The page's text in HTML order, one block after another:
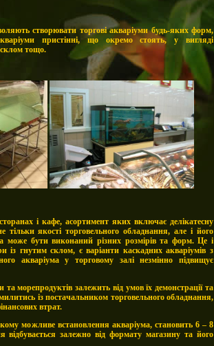
створювати торгові акваріуми будь-яких форм,
пристінні, що окремо стоять, у вигляді
тощо.
і кафе, асортимент яких включає делікатесну
тільки якості торговельного обладнання, але і його
може бути виконаний різних розмірів та форм. Це і
із гнутим склом, є варіанти каскадних акваріумів з
акваріума у ​​торговому залі незмінно підвищує
морепродуктів залежить від умов їх демонстрації та
із постачальником торговельного обладнання,
втрат.
можливе встановлення акваріума, становить 6 – 8
залежно від формату магазину та його